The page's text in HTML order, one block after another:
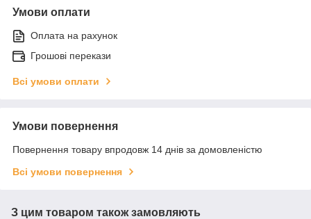
Умови оплати
Оплата на рахунок
Грошові перекази
Всі умови оплати
Умови повернення
Повернення товару впродовж 14 днів за домовленістю
Всі умови повернення
З цим товаром також замовляють